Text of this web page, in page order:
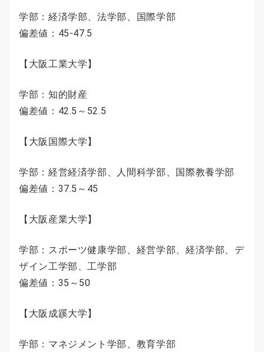
学部：経済学部、法学部、国際学部
偏差値：45-47.5
【大阪工業大学】
学部：知的財産
偏差値：42.5～52.5
【大阪国際大学】
学部：経営経済学部、人間科学部、国際教養学部
偏差値：37.5～45
【大阪産業大学】
学部：スポーツ健康学部、経営学部、経済学部、デ
ザイン工学部、工学部
偏差値：35～50
【大阪成蹊大学】
学部：マネジメント学部、教育学部